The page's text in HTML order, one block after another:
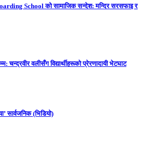
School को सामाजिक सन्देश: मन्दिर सरसफाइ र
चन्द्रवीर वलीसँग विद्यार्थीहरूको प्रेरणादायी भेटघाट
सार्वजनिक (भिडियो)